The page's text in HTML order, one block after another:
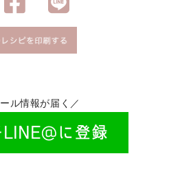
ル情報が届く／